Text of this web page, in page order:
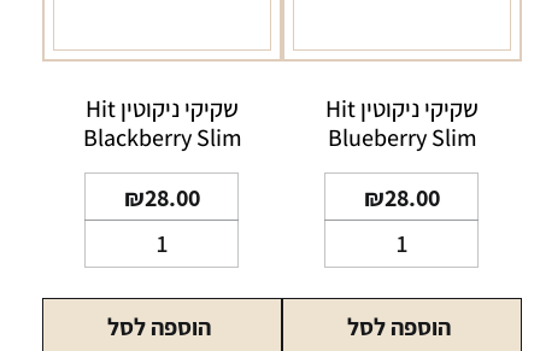
שקיקי ניקוטין Hit
Blueberry Slim
₪28.00
של
שקיקי
ניקוטין
הוספה לסל
שקיקי ניקוטין Hit
Blackberry Slim
₪28.00
של
שקיקי
ניקוטין
הוספה לסל